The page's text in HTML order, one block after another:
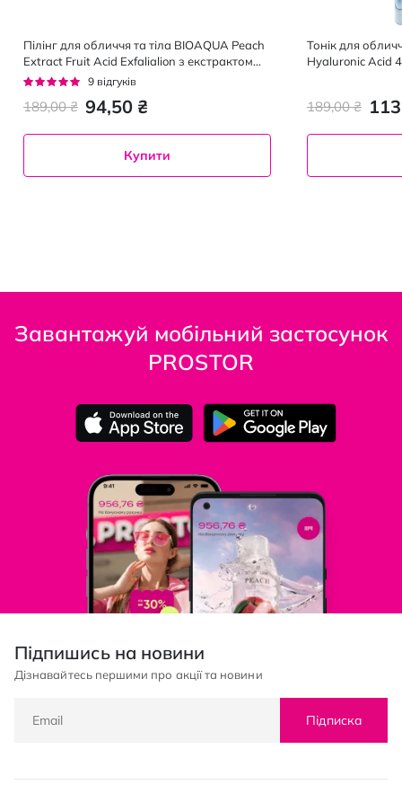
Пілінг для обличчя та тіла BIOAQUA Peach
Extract Fruit Acid Exfalialion з екстрактом
персика та фруктовими кислотами 140 г
Рейтинг:
9 відгуків
94,50 ₴
189,00 ₴
Купити
Тонік для
Hyaluronic Acid
189,00 ₴
Завантажуй мобільний застосунок
PROSTOR
Підпишись на новини
Дізнавайтесь першими про акції та новини
Підписка